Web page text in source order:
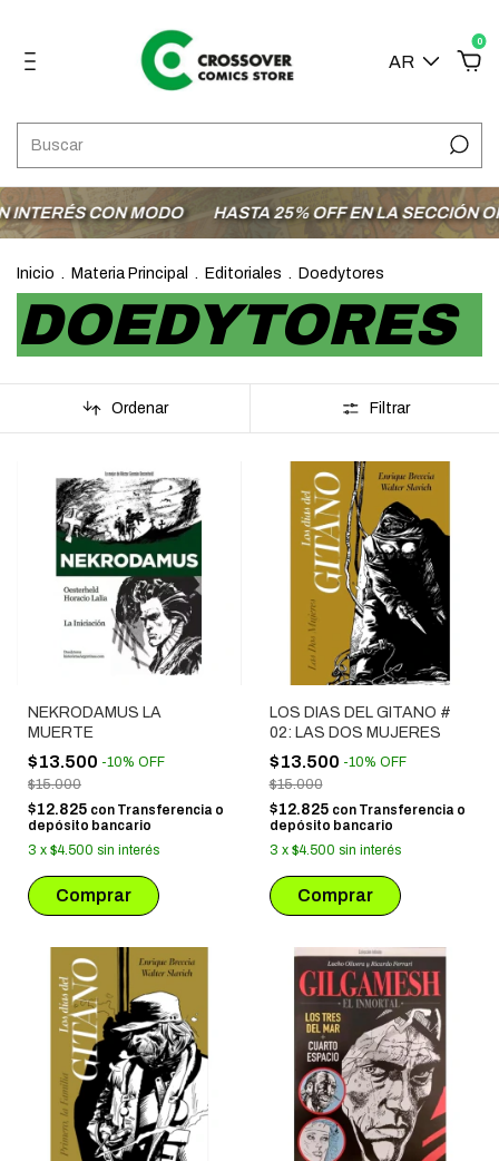
AR
0
CON MODO HASTA 25% OFF EN LA SECCIÓN
Inicio . Materia Principal . Editoriales . Doedytores
DOEDYTORES
Ordenar Filtrar
NEKRODAMUS LA
MUERTE
$13.500 -10% OFF
$15.000
$12.825 con Transferencia o
depósito bancario
3 x $4.500 sin interés
LOS DIAS DEL GITANO #
02: LAS DOS MUJERES
$13.500 -10% OFF
$15.000
$12.825 con Transferencia o
depósito bancario
3 x $4.500 sin interés